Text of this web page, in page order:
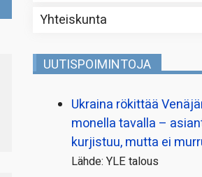
Yhteiskunta
UUTISPOIMINTOJA
Ukraina rökittää
monella tavalla –
kurjistuu, mutta ei
Lähde: YLE talous